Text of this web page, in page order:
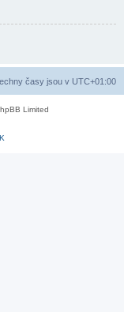
časy jsou v UTC+01:00
Limited